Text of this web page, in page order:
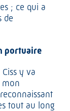
; ce qui a
de
portuaire
y va
mon
tout au long